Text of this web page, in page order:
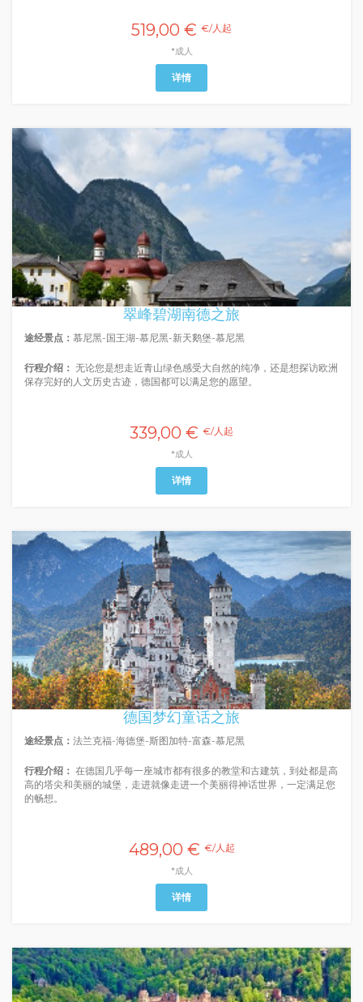
519,00 € €/人起
*成人
详情
翠峰碧湖南德之旅
途经景点： 慕尼黑-国王湖-慕尼黑-新天鹅堡-慕尼黑
行程介绍： 无论您是想走近青山绿色感受大自然的纯净，还是想探访欧洲
保存完好的人文历史古迹，德国都可以满足您的愿望。
339,00 € €/人起
*成人
详情
德国梦幻童话之旅
途经景点： 法兰克福-海德堡-斯图加特-富森-慕尼黑
行程介绍： 在德国几乎每一座城市都有很多的教堂和古建筑，到处都是高
高的塔尖和美丽的城堡，走进就像走进一个美丽得神话世界，一定满足您
的畅想。
489,00 € €/人起
*成人
详情